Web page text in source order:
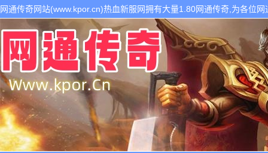
网通传奇网站(www.kpor.cn)热血新服网拥有大量1.80网通传奇,为各位
1.80传奇开区服务,是继网通传奇私服以后最热门的每日新开1.80传奇私